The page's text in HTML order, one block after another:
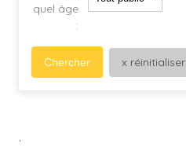
quel âge
:
Chercher x réinitialiser
.